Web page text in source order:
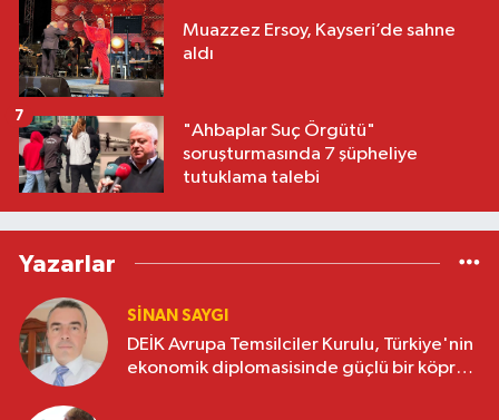
Muazzez Ersoy, Kayseri’de sahne
aldı
"Ahbaplar Suç Örgütü"
soruşturmasında 7 şüpheliye
tutuklama talebi
7
Yazarlar
SINAN SAYGI
DEİK Avrupa Temsilciler Kurulu, Türkiye'nin
ekonomik diplomasisinde güçlü bir köprü